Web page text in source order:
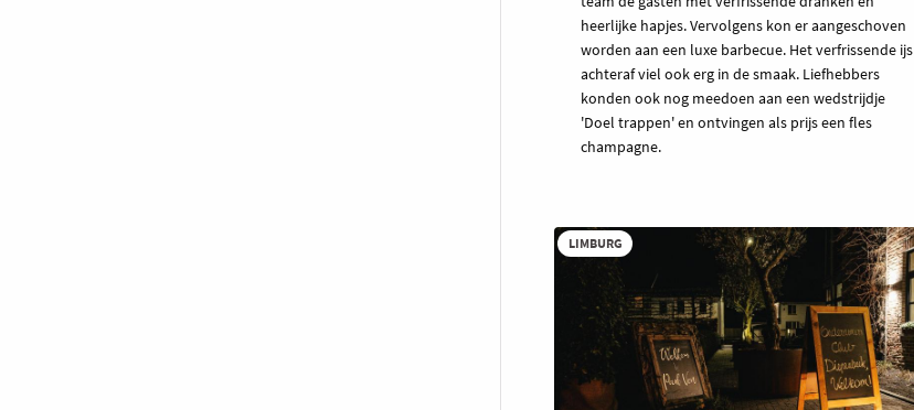
heerlijke hapjes. Vervolgens kon er aangeschoven
worden aan een luxe barbecue. Het verfrissende ijs
achteraf viel ook erg in de smaak. Liefhebbers
konden ook nog meedoen aan een wedstrijdje
'Doel trappen' en ontvingen als prijs een fles
champagne.
LIMBURG